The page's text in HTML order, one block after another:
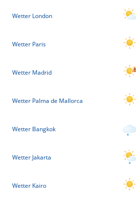
Wetter London
Wetter Paris
Wetter Madrid
Wetter Palma de Mallorca
Wetter Bangkok
Wetter Jakarta
Wetter Kairo